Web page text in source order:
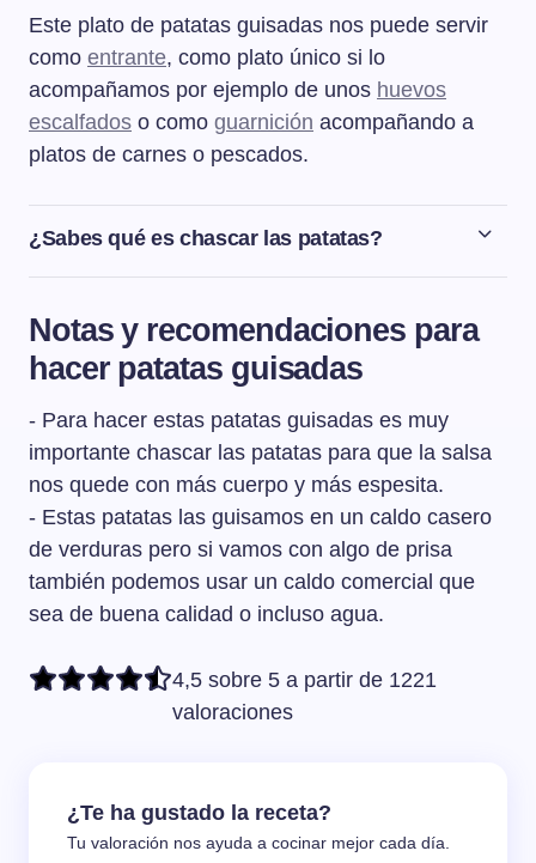
Este plato de patatas guisadas nos puede servir
como entrante, como plato único si lo
acompañamos por ejemplo de unos huevos
escalfados o como guarnición acompañando a
platos de carnes o pescados.
¿Sabes qué es chascar las patatas?
Chascar las patatas es una forma de cortar patatas, de
corte limpio. Se hace hundiendo el cuchillo en la patata
y sin llegar a hacer un corte limpio, tirar de la patata para
arrancarla. De esta manera la patata va a soltar almidón
al cocinarse y eso va hacer engordar la salsa de un
guiso.
Notas y recomendaciones para
hacer patatas guisadas
- Para hacer estas patatas guisadas es muy
importante chascar las patatas para que la salsa
nos quede con más cuerpo y más espesita.
- Estas patatas las guisamos en un caldo casero
de verduras pero si vamos con algo de prisa
también podemos usar un caldo comercial que
sea de buena calidad o incluso agua.
4,5 sobre 5 a partir de 1221
valoraciones
¿Te ha gustado la receta?
Tu valoración nos ayuda a cocinar mejor cada día.